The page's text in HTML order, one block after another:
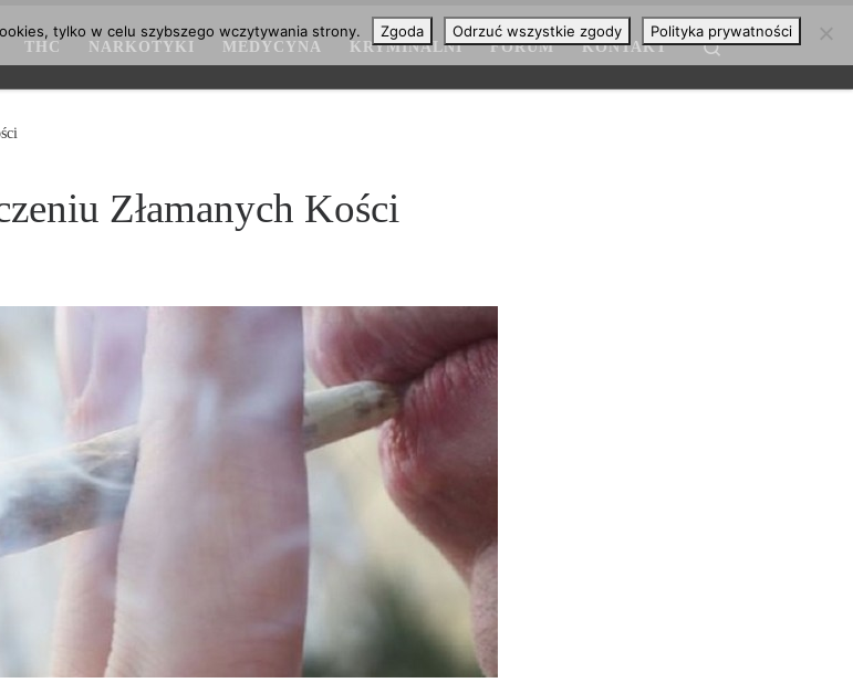
THC NARKOTYKI MEDYCYNA KRYMINALNI FORUM KONTAKT Search
Złamanych Kości
tylko w celu szybszego wczytywania strony. Zgoda Odrzuć wszystkie zgody Polityka prywatności